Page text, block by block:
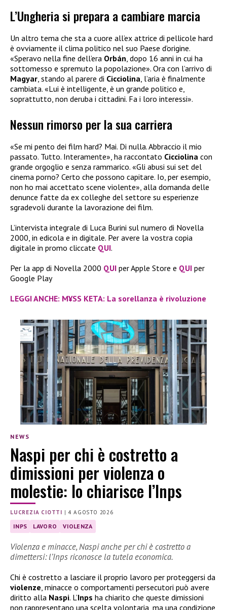
L’Ungheria si prepara a cambiare marcia
Un altro tema che sta a cuore all’ex attrice di pellicole hard
è ovviamente il clima politico nel suo Paese d’origine.
«Speravo nella fine dell’era Orbán, dopo 16 anni in cui ha
sottomesso e spremuto la popolazione». Ora con l’arrivo di
Magyar, stando al parere di Cicciolina, l’aria è finalmente
cambiata. «Lui è intelligente, è un grande politico e,
soprattutto, non deruba i cittadini. Fa i loro interessi».
Nessun rimorso per la sua carriera
«Se mi pento dei film hard? Mai. Di nulla. Abbraccio il mio
passato. Tutto. Interamente», ha raccontato Cicciolina con
grande orgoglio e senza rammarico. «Gli abusi sui set del
cinema porno? Certo che possono capitare. Io, per esempio,
non ho mai accettato scene violente», alla domanda delle
denunce fatte da ex colleghe del settore su esperienze
sgradevoli durante la lavorazione dei film.
L’intervista integrale di Luca Burini sul numero di Novella
2000, in edicola e in digitale. Per avere la vostra copia
digitale in promo cliccate QUI.
Per la app di Novella 2000 QUI per Apple Store e QUI per
Google Play
LEGGI ANCHE: M¥SS KETA: La sorellanza è rivoluzione
NEWS
Naspi per chi è costretto a
dimissioni per violenza o
molestie: lo chiarisce l’Inps
LUCREZIA CIOTTI |4 AGOSTO 2026
INPS LAVORO VIOLENZA
Violenza e minacce, Naspi anche per chi è costretto a
dimettersi: l’Inps riconosce la tutela economica.
Chi è costretto a lasciare il proprio lavoro per proteggersi da
violenze , minacce o comportamenti persecutori può avere
diritto alla Naspi. L’Inps ha chiarito che queste dimissioni
non rappresentano una scelta volontaria, ma una condizione